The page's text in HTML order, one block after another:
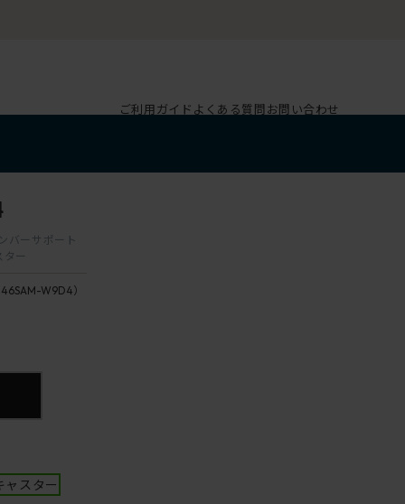
ご利用ガイド よくある質問お問い合わせ
バーサポート
ー
W9D4）
ャスター